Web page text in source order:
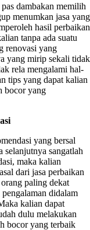
dambakan memilih
menumkan jasa yang
hasil perbaikan
tanpa ada suatu
renovasi yang
yang mirip sekali tidak
rela mengalami hal-
tips yang dapat kalian
bocor yang
yang bersal
selanjutnya sangatlah
maka kalian
dari jasa perbaikan
paling dekat
didalam
kalian dapat
dulu melakukan
bocor yang terbaik